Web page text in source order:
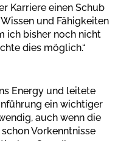
Karriere einen Schub
und Fähigkeiten
ich bisher noch nicht
dies möglich.“
Energy und leitete
ein wichtiger
auch wenn die
Vorkenntnisse